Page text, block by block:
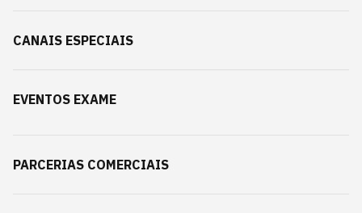
CANAIS ESPECIAIS
EVENTOS EXAME
PARCERIAS COMERCIAIS